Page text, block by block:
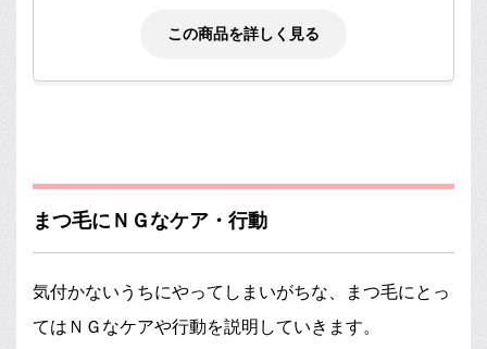
この商品を詳しく見る
まつ毛にＮＧなケア・行動
気付かないうちにやってしまいがちな、まつ毛にとっ
てはＮＧなケアや行動を説明していきます。